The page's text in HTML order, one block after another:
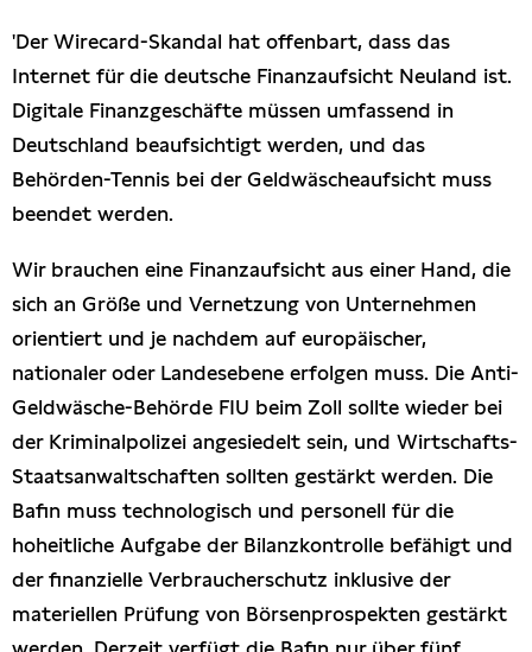
'Der Wirecard-Skandal hat offenbart, dass das
Internet für die deutsche Finanzaufsicht Neuland ist.
Digitale Finanzgeschäfte müssen umfassend in
Deutschland beaufsichtigt werden, und das
Behörden-Tennis bei der Geldwäscheaufsicht muss
beendet werden.
Wir brauchen eine Finanzaufsicht aus einer Hand, die
sich an Größe und Vernetzung von Unternehmen
orientiert und je nachdem auf europäischer,
nationaler oder Landesebene erfolgen muss. Die Anti-
Geldwäsche-Behörde FIU beim Zoll sollte wieder bei
der Kriminalpolizei angesiedelt sein, und Wirtschafts-
Staatsanwaltschaften sollten gestärkt werden. Die
Bafin muss technologisch und personell für die
hoheitliche Aufgabe der Bilanzkontrolle befähigt und
der finanzielle Verbraucherschutz inklusive der
materiellen Prüfung von Börsenprospekten gestärkt